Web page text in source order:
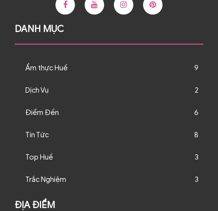
DANH MỤC
Ẩm thực Huế 9
Dịch Vụ 2
Điểm Đến 6
Tin Tức 8
Top Huế 3
Trắc Nghiệm 3
ĐỊA ĐIỂM